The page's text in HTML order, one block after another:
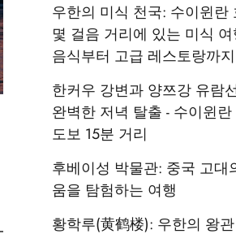
우한의 미식 천국: 수이윈란
몇 걸음 거리에 있는 미식
음식부터 고급 레스토랑까지
한커우 강변과 양쯔강 유람
완벽한 저녁 탈출 - 수이윈
도보 15분 거리
후베이성 박물관: 중국 고대
움을 탐험하는 여행
황학루(黄鹤楼): 우한의 왕